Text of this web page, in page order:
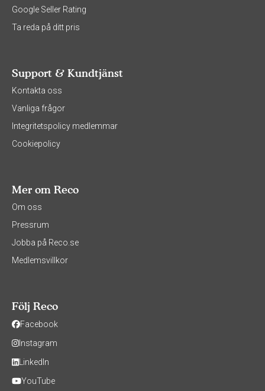
Google Seller Rating
Ta reda på ditt pris
Support & Kundtjänst
Kontakta oss
Vanliga frågor
Integritetspolicy medlemmar
Cookiepolicy
Mer om Reco
Om oss
Pressrum
Jobba på Reco.se
Medlemsvillkor
Följ Reco
Facebook
Instagram
LinkedIn
YouTube